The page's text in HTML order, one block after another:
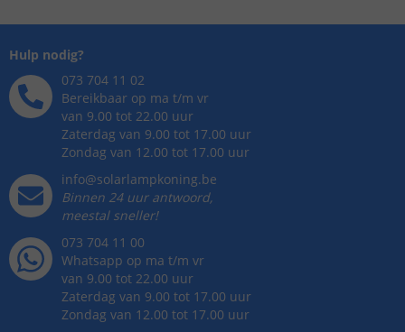
Hulp nodig?
073 704 11 02
Bereikbaar op ma t/m vr
van 9.00 tot 22.00 uur
Zaterdag van 9.00 tot 17.00 uur
Zondag van 12.00 tot 17.00 uur
info@solarlampkoning.be
Binnen 24 uur antwoord,
meestal sneller!
073 704 11 00
Whatsapp op ma t/m vr
van 9.00 tot 22.00 uur
Zaterdag van 9.00 tot 17.00 uur
Zondag van 12.00 tot 17.00 uur